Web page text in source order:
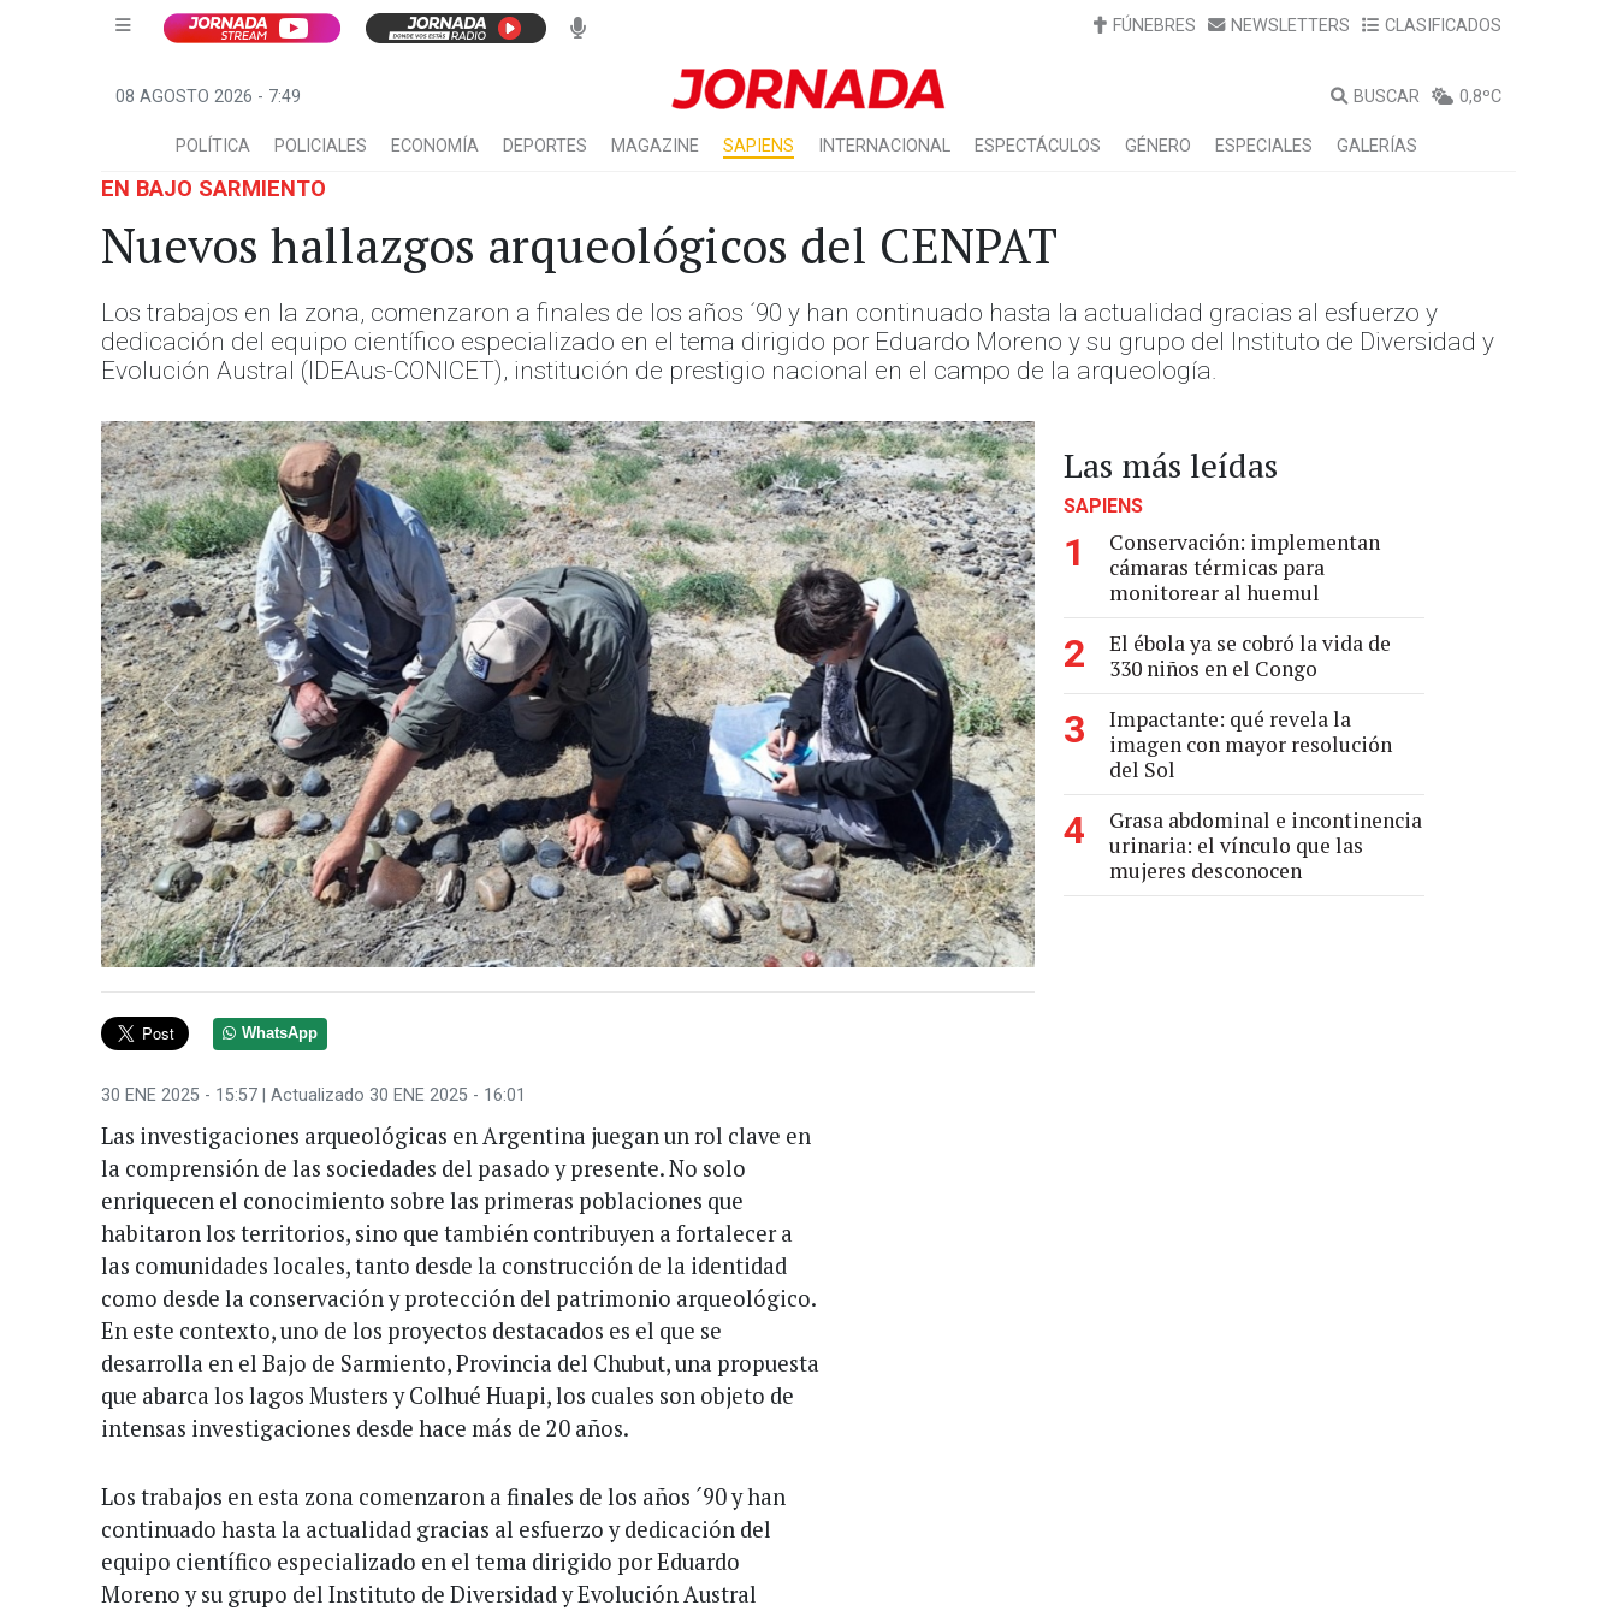
FÚNEBRES NEWSLETTERS CLASIFICADOS
08 AGOSTO 2026 - 7:49 BUSCAR 0,8ºC
POLÍTICA POLICIALES ECONOMÍA DEPORTES MAGAZINE SAPIENS INTERNACIONAL ESPECTÁCULOS GÉNERO ESPECIALES GALERÍAS
EN BAJO SARMIENTO
Nuevos hallazgos arqueológicos del CENPAT
Los trabajos en la zona, comenzaron a finales de los años ´90 y han continuado hasta la actualidad gracias al esfuerzo y
dedicación del equipo científico especializado en el tema dirigido por Eduardo Moreno y su grupo del Instituto de Diversidad y
Evolución Austral (IDEAus-CONICET), institución de prestigio nacional en el campo de la arqueología.
Anterior Siguiente
WhatsApp
30 ENE 2025 - 15:57 | Actualizado 30 ENE 2025 - 16:01
Las investigaciones arqueológicas en Argentina juegan un rol clave en
la comprensión de las sociedades del pasado y presente. No solo
enriquecen el conocimiento sobre las primeras poblaciones que
habitaron los territorios, sino que también contribuyen a fortalecer a
las comunidades locales, tanto desde la construcción de la identidad
como desde la conservación y protección del patrimonio arqueológico.
En este contexto, uno de los proyectos destacados es el que se
desarrolla en el Bajo de Sarmiento, Provincia del Chubut, una propuesta
que abarca los lagos Musters y Colhué Huapi, los cuales son objeto de
intensas investigaciones desde hace más de 20 años.
Los trabajos en esta zona comenzaron a finales de los años ´90 y han
continuado hasta la actualidad gracias al esfuerzo y dedicación del
equipo científico especializado en el tema dirigido por Eduardo
Moreno y su grupo del Instituto de Diversidad y Evolución Austral
Las más leídas
SAPIENS
1
Conservación: implementan
cámaras térmicas para
monitorear al huemul
2
El ébola ya se cobró la vida de
330 niños en el Congo
3
Impactante: qué revela la
imagen con mayor resolución
del Sol
4
Grasa abdominal e incontinencia
urinaria: el vínculo que las
mujeres desconocen